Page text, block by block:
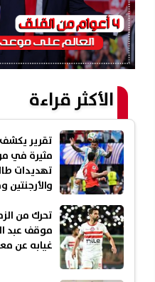
الأكثر قراءة
تقرير
تهديدات
تحرك من
موقف عبد
غيابه عن